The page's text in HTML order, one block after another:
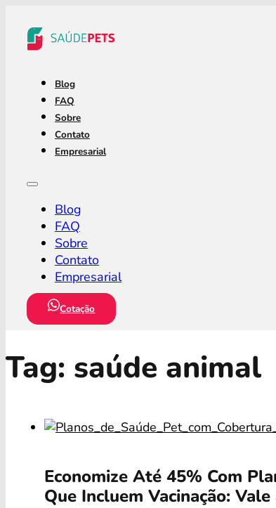
Blog
FAQ
Sobre
Contato
Empresarial
Blog
FAQ
Sobre
Contato
Empresarial
Cotação
Tag: saúde animal
Economize Até 45% Com
Que Incluem Vacinação: Vale